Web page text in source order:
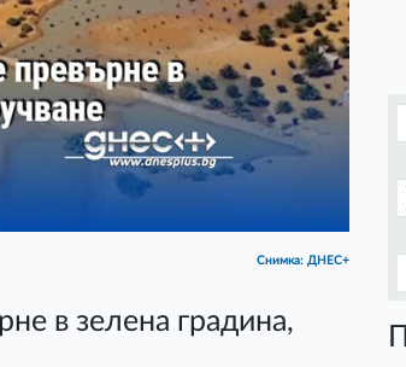
Снимка: ДНЕС+
в зелена градина,